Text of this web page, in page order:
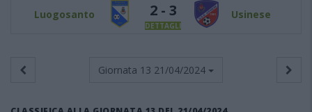
Luogosanto 2 - 3
DETTAGLI
Usinese
Giornata 13 21/04/2024